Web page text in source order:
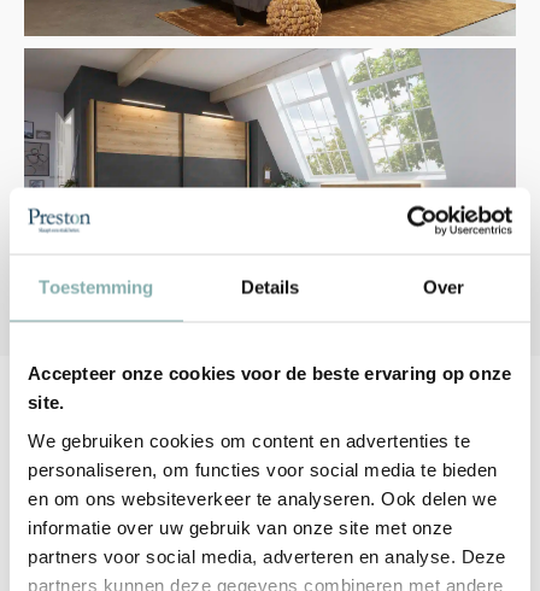
Toestemming Details Over
Accepteer onze cookies voor de beste ervaring op onze
site.
We gebruiken cookies om content en advertenties te
personaliseren, om functies voor social media te bieden
en om ons websiteverkeer te analyseren. Ook delen we
informatie over uw gebruik van onze site met onze
partners voor social media, adverteren en analyse. Deze
partners kunnen deze gegevens combineren met andere
Blogs van Preston
Slaapcomfort
In onze blogs staat het belang van een goede nachtrust voorop,
waarbij we waardevolle tips en interessante informatie delen om uw
slaapcomfort te verhogen. Door deze inzichten toe te passen, kunt u
niet alleen uw slaapcomfort verbeteren, maar ook uw algehele welzijn